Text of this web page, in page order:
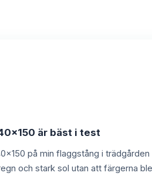
är bäst i test
på min flaggstång i
och stark sol utan att färgerna